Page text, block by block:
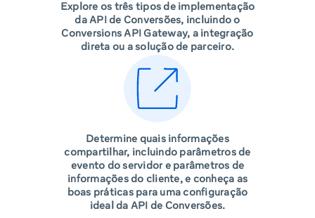
Explore os três tipos de implementação
da API de Conversões, incluindo o
Conversions API Gateway, a integração
direta ou a solução de parceiro.
Determine quais informações
compartilhar, incluindo parâmetros de
evento do servidor e parâmetros de
informações do cliente, e conheça as
boas práticas para uma configuração
ideal da API de Conversões.